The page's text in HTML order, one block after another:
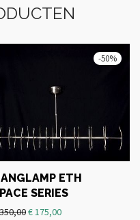
-50%
ETH
SERIES
€175,00